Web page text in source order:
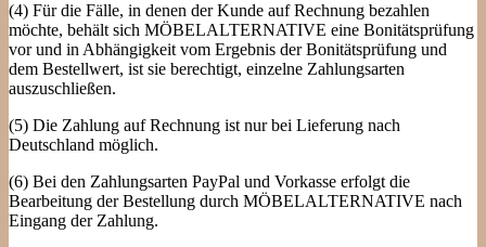
(4) Für die Fälle, in denen der Kunde auf Rechnung bezahlen
möchte, behält sich MÖBELALTERNATIVE eine Bonitätsprüfung
vor und in Abhängigkeit vom Ergebnis der Bonitätsprüfung und
dem Bestellwert, ist sie berechtigt, einzelne Zahlungsarten
auszuschließen.
(5) Die Zahlung auf Rechnung ist nur bei Lieferung nach
Deutschland möglich.
(6) Bei den Zahlungsarten PayPal und Vorkasse erfolgt die
Bearbeitung der Bestellung durch MÖBELALTERNATIVE nach
Eingang der Zahlung.